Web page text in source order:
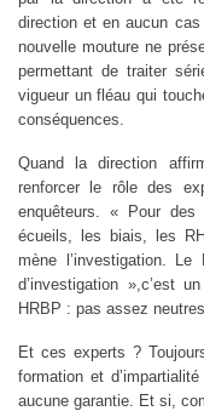
direction et en aucun
nouvelle mouture ne
permettant de traiter
vigueur un fléau qui
conséquences.
Quand la direction
renforcer le rôle des
enquêteurs. « Pour
écueils, les biais, les
mène l’investigation.
d’investigation »,c’est
HRBP : pas assez
Et ces experts ?
formation et
aucune garantie. Et si,